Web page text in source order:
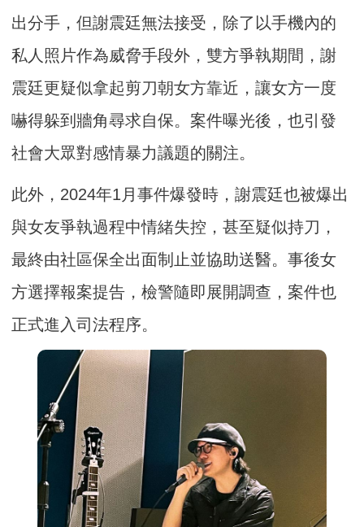
出分手，但謝震廷無法接受，除了以手機內的
私人照片作為威脅手段外，雙方爭執期間，謝
震廷更疑似拿起剪刀朝女方靠近，讓女方一度
嚇得躲到牆角尋求自保。案件曝光後，也引發
社會大眾對感情暴力議題的關注。
此外，2024年1月事件爆發時，謝震廷也被爆出
與女友爭執過程中情緒失控，甚至疑似持刀，
最終由社區保全出面制止並協助送醫。事後女
方選擇報案提告，檢警隨即展開調查，案件也
正式進入司法程序。